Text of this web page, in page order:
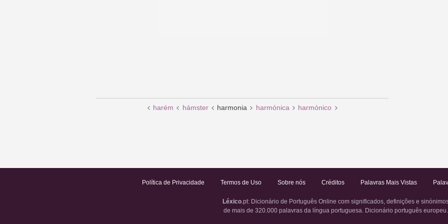
harém hámster harmonia harmónica harmónico
Política de Privacidade Termos de Uso Sobre nós Créditos Palavras Mais Vistas
Léxico.pt: Dicionário de Português Online com significados, definições e
de mais de 320.000 palavras da língua portuguesa. Dicionário português europeu.